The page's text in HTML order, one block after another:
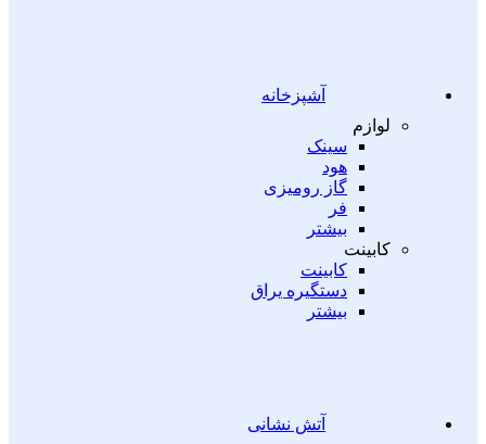
آشپزخانه
لوازم
سینک
هود
گاز رومیزی
فر
بیشتر
کابینت
کابینت
دستگیره یراق
بیشتر
آتش نشانی